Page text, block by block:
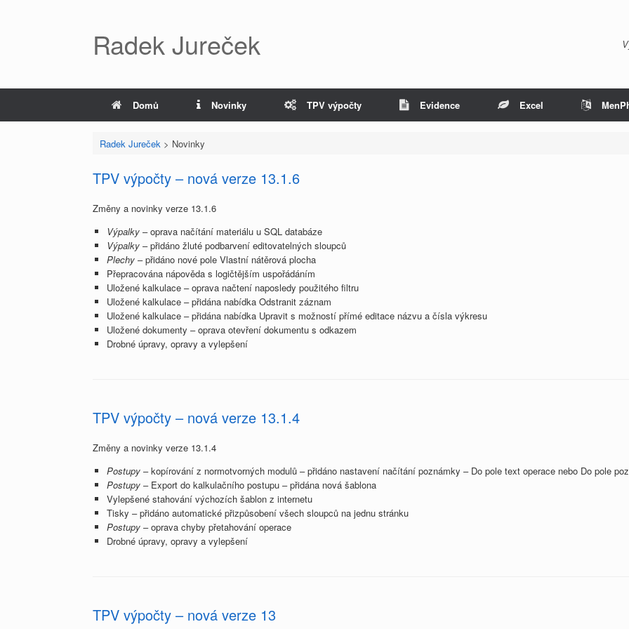
Radek Jureček
Domů Novinky TPV výpočty Evidence Excel
Radek Jureček > Novinky
TPV výpočty – nová verze 13.1.6
Změny a novinky verze 13.1.6
Výpalky– oprava načítání materiálu u SQL databáze
Výpalky– přidáno žluté podbarvení editovatelných sloupců
Plechy– přidáno nové pole Vlastní nátěrová plocha
Přepracována nápověda s logičtějším uspořádáním
Uložené kalkulace – oprava načtení naposledy použitého filtru
Uložené kalkulace – přidána nabídka Odstranit záznam
Uložené kalkulace – přidána nabídka Upravit s možností přímé editace názvu a čísla výkresu
Uložené dokumenty – oprava otevření dokumentu s odkazem
Drobné úpravy, opravy a vylepšení
TPV výpočty – nová verze 13.1.4
Změny a novinky verze 13.1.4
Postupy– kopírování z normotvorných modulů – přidáno nastavení načítání poznámky – Do pole text operace nebo Do pole
Postupy– Export do kalkulačního postupu – přidána nová šablona
Vylepšené stahování výchozích šablon z internetu
Tisky – přidáno automatické přizpůsobení všech sloupců na jednu stránku
Postupy– oprava chyby přetahování operace
Drobné úpravy, opravy a vylepšení
TPV výpočty – nová verze 13